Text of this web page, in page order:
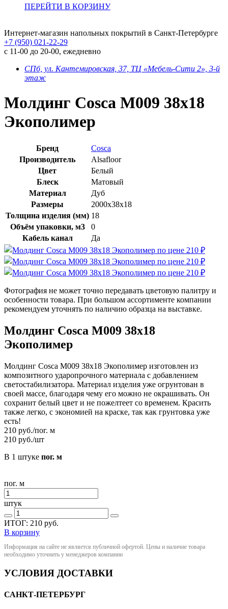
ПЕРЕЙТИ В КОРЗИНУ
Интернет-магазин напольных покрытий в Санкт-Петербурге
+7 (950) 021-22-29
с 11-00 до 20-00, ежедневно
СПб, ул. Кантемировская, 37, ТЦ «Мебель-Сити 2», 3-й
этаж
Молдинг Cosca М009 38х18
Экополимер
Бренд
Cosca
Производитель
Alsafloor
Цвет
Белый
Блеск
Матовый
Материал
Дуб
Размеры
2000x38х18
Толщина изделия (мм) 18
Объём упаковки, м3
0
Кабель канал
Да
Фотография не может точно передавать цветовую палитру и
особенности товара. При большом ассортименте компании
рекомендуем уточнять по наличию образца на выставке.
Молдинг Cosca М009 38х18
Экополимер
Молдинг Cosca М009 38х18 Экополимер изготовлен из
композитного ударопрочного материала с добавлением
светостабилизатора. Материал изделия уже огрунтован в
своей массе, благодаря чему его можно не окрашивать. Он
сохранит белый цвет и не пожелтеет со временем. Красить
также легко, с экономией на краске, так как грунтовка уже
есть!
210 руб./пог. м
210 руб./шт
В 1 штуке пог. м
пог. м
штук
ИТОГ: 210 руб.
В корзину
Информация на сайте не является публичной офертой. Цены и наличие товара
необходимо уточнить у менеджеров компании
УСЛОВИЯ ДОСТАВКИ
САНКТ-ПЕТЕРБУРГ